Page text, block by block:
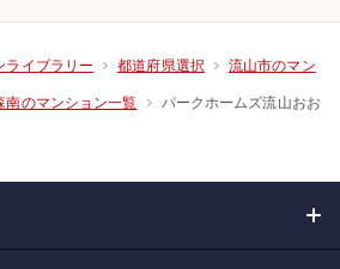
ライブラリー 都道府県選択 流山市のマン
南のマンション一覧 パークホームズ流山おお